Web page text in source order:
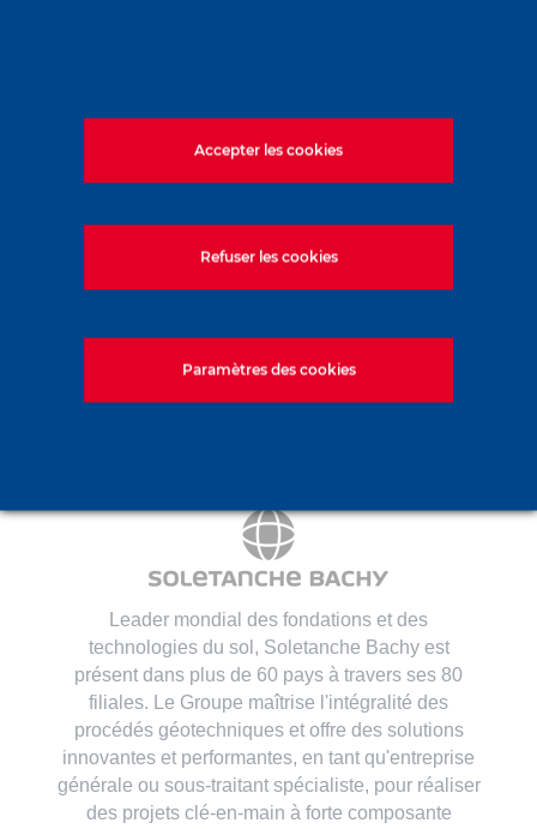
Marchés
Techniques
Innovation
Nous rejoindre
Leader mondial des fondations et des
technologies du sol, Soletanche Bachy est
présent dans plus de 60 pays à travers ses 80
filiales. Le Groupe maîtrise l'intégralité des
procédés géotechniques et offre des solutions
innovantes et performantes, en tant qu'entreprise
générale ou sous-traitant spécialiste, pour réaliser
des projets clé-en-main à forte composante
Accepter les cookies
Refuser les cookies
Paramètres des cookies